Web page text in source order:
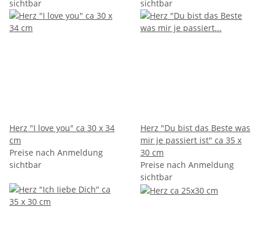
sichtbar
sichtbar
Herz "I love you" ca 30 x 34
cm
Preise nach Anmeldung
sichtbar
Herz "Du bist das Beste was
mir je passiert ist" ca 35 x
30 cm
Preise nach Anmeldung
sichtbar